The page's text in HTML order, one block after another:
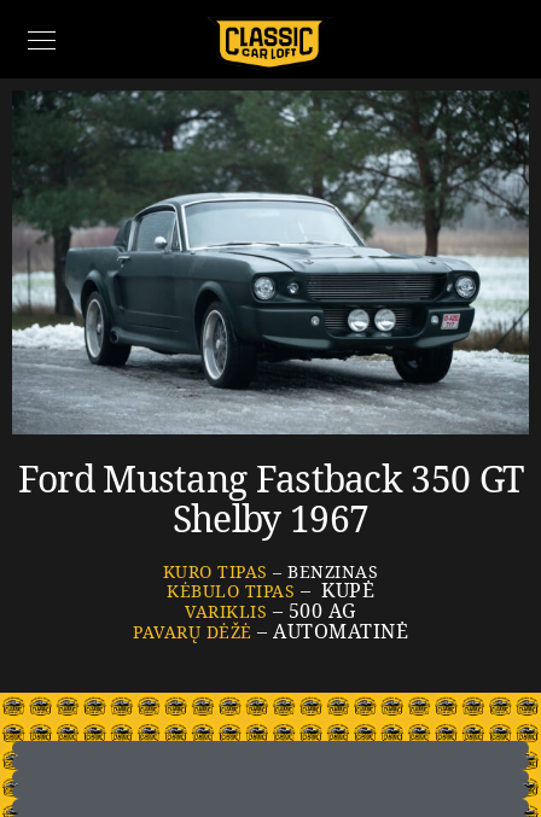
Ford Mustang Fastback 350 GT
Shelby 1967
KURO TIPAS– BENZINAS
KĖBULO TIPAS – KUPĖ
VARIKLIS – 500 AG
PAVARŲ DĖŽĖ – AUTOMATINĖ